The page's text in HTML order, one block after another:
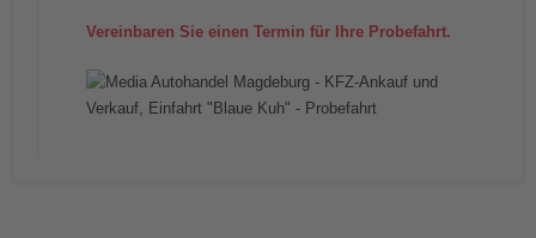
Vereinbaren Sie einen Termin für Ihre Probefahrt.